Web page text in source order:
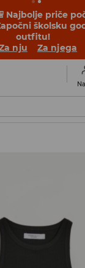
Najbolje priče
školsku
outfitu!
nju
Za njega